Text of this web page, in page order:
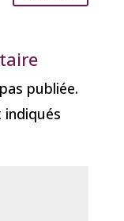
publiée.
indiqués